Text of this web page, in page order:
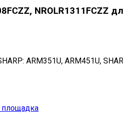
NROLR1311FCZZ
ARM351U, ARM451U,
площадка